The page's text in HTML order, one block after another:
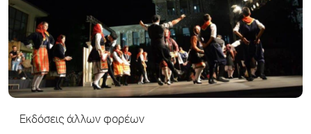
Εκδόσεις άλλων φορέων